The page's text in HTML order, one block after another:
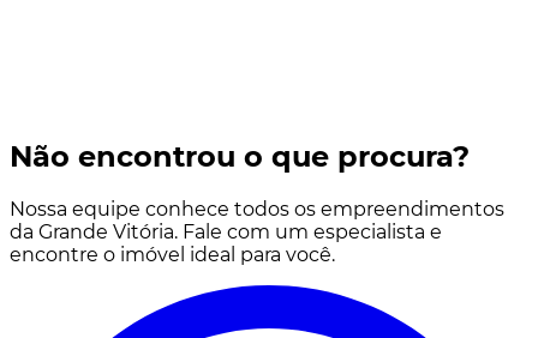
Não encontrou o que procura?
Nossa equipe conhece todos os empreendimentos
da Grande Vitória. Fale com um especialista e
encontre o imóvel ideal para você.